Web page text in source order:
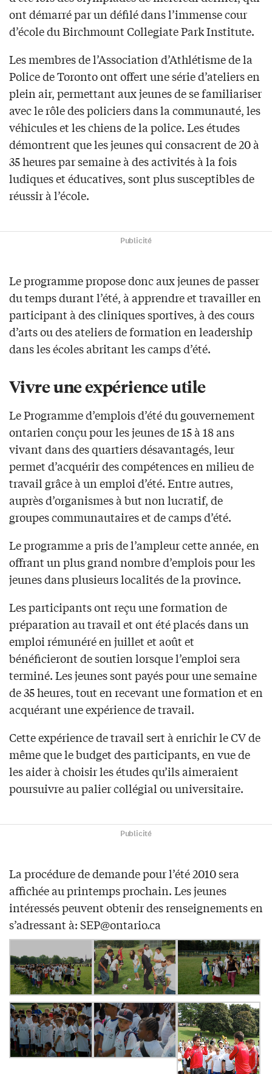
ont démarré par un défilé dans l’immense cour
d’école du Birchmount Collegiate Park Institute.
Les membres de l’Association d’Athlétisme de la
Police de Toronto ont offert une série d’ateliers en
plein air, permettant aux jeunes de se familiariser
avec le rôle des policiers dans la communauté, les
véhicules et les chiens de la police. Les études
démontrent que les jeunes qui consacrent de 20 à
35 heures par semaine à des activités à la fois
ludiques et éducatives, sont plus susceptibles de
réussir à l’école.
Publicité
Le programme propose donc aux jeunes de passer
du temps durant l’été, à apprendre et travailler en
participant à des cliniques sportives, à des cours
d’arts ou des ateliers de formation en leadership
dans les écoles abritant les camps d’été.
Vivre une expérience utile
Le Programme d’emplois d’été du gouvernement
ontarien conçu pour les jeunes de 15 à 18 ans
vivant dans des quartiers désavantagés, leur
permet d’acquérir des compétences en milieu de
travail grâce à un emploi d’été. Entre autres,
auprès d’organismes à but non lucratif, de
groupes communautaires et de camps d’été.
Le programme a pris de l’ampleur cette année, en
offrant un plus grand nombre d’emplois pour les
jeunes dans plusieurs localités de la province.
Les participants ont reçu une formation de
préparation au travail et ont été placés dans un
emploi rémunéré en juillet et août et
bénéficieront de soutien lorsque l’emploi sera
terminé. Les jeunes sont payés pour une semaine
de 35 heures, tout en recevant une formation et en
acquérant une expérience de travail.
Cette expérience de travail sert à enrichir le CV de
même que le budget des participants, en vue de
les aider à choisir les études qu’ils aimeraient
poursuivre au palier collégial ou universitaire.
Publicité
La procédure de demande pour l’été 2010 sera
affichée au printemps prochain. Les jeunes
intéressés peuvent obtenir des renseignements en
s’adressant à:SEP@ontario.ca